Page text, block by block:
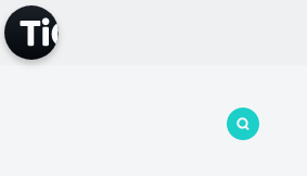
MyTickster